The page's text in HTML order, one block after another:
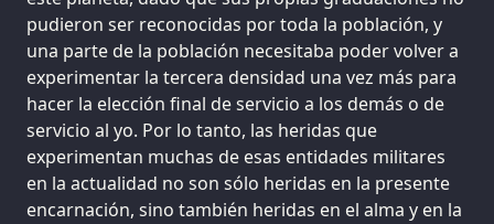
pudieron ser reconocidas por toda la población, y
una parte de la población necesitaba poder volver a
experimentar la tercera densidad una vez más para
hacer la elección final de servicio a los demás o de
servicio al yo. Por lo tanto, las heridas que
experimentan muchas de esas entidades militares
en la actualidad no son sólo heridas en la presente
encarnación, sino también heridas en el alma y en la